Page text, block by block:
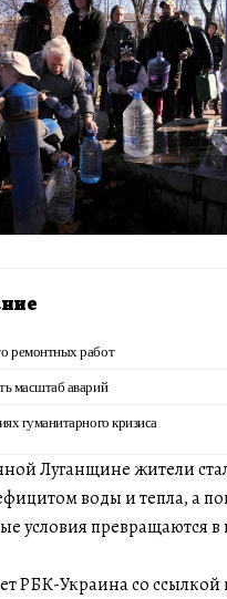
ремонтных работ
масштаб аварий
гуманитарного кризиса
Луганщине жители
воды и тепла, а
условия превращаются в
РБК-Украина со ссылкой